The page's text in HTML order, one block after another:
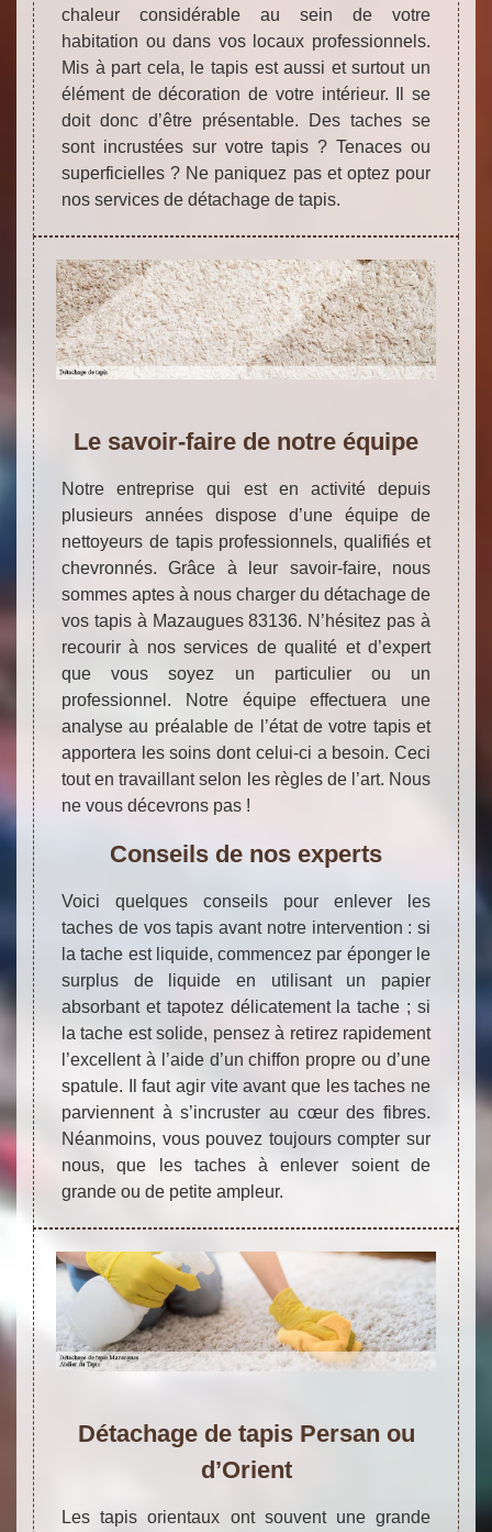
chaleur considérable au sein de votre
habitation ou dans vos locaux professionnels.
Mis à part cela, le tapis est aussi et surtout un
élément de décoration de votre intérieur. Il se
doit donc d’être présentable. Des taches se
sont incrustées sur votre tapis ? Tenaces ou
superficielles ? Ne paniquez pas et optez pour
nos services de détachage de tapis.
Le savoir-faire de notre équipe
Notre entreprise qui est en activité depuis
plusieurs années dispose d’une équipe de
nettoyeurs de tapis professionnels, qualifiés et
chevronnés. Grâce à leur savoir-faire, nous
sommes aptes à nous charger du détachage de
vos tapis à Mazaugues 83136. N’hésitez pas à
recourir à nos services de qualité et d’expert
que vous soyez un particulier ou un
professionnel. Notre équipe effectuera une
analyse au préalable de l’état de votre tapis et
apportera les soins dont celui-ci a besoin. Ceci
tout en travaillant selon les règles de l’art. Nous
ne vous décevrons pas !
Conseils de nos experts
Voici quelques conseils pour enlever les
taches de vos tapis avant notre intervention : si
la tache est liquide, commencez par éponger le
surplus de liquide en utilisant un papier
absorbant et tapotez délicatement la tache ; si
la tache est solide, pensez à retirez rapidement
l’excellent à l’aide d’un chiffon propre ou d’une
spatule. Il faut agir vite avant que les taches ne
parviennent à s’incruster au cœur des fibres.
Néanmoins, vous pouvez toujours compter sur
nous, que les taches à enlever soient de
grande ou de petite ampleur.
Détachage de tapis Persan ou
d’Orient
Les tapis orientaux ont souvent une grande